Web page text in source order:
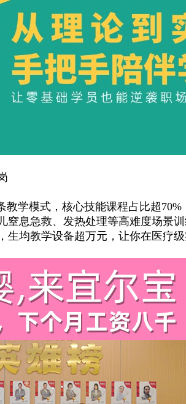
模式，核心技能课程占比超70%
窒息急救、发热处理等高难度场景
均教学设备超万元，让你在医疗